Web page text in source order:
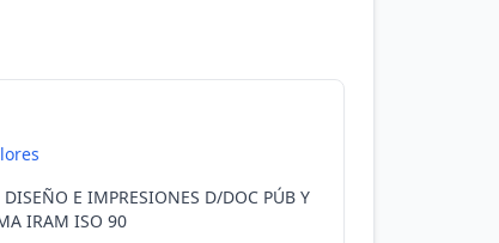
E IMPRESIONES D/DOC PÚB Y
IRAM ISO 90